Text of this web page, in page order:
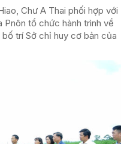
Chư A Thai phối hợp với
Pnôn tổ chức hành trình về
trí Sở chỉ huy cơ bản của